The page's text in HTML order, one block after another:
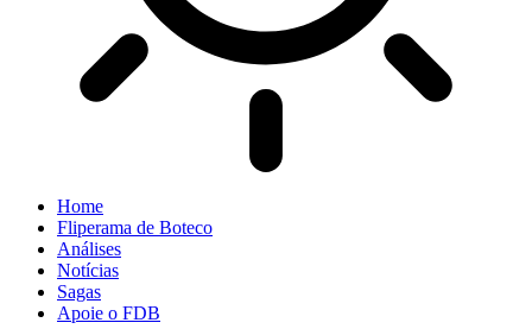
Home
Fliperama de Boteco
Análises
Notícias
Sagas
Apoie o FDB